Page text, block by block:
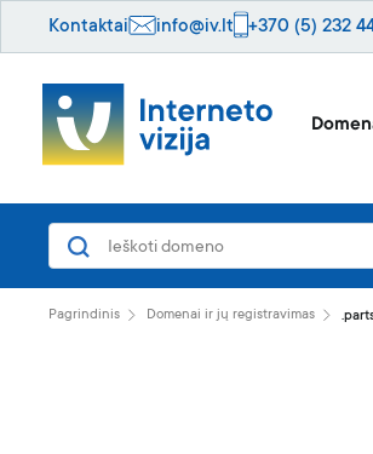
Kontaktai info@iv.lt +370 (5) 232
Pagrindinis Domenai ir jų registravimas